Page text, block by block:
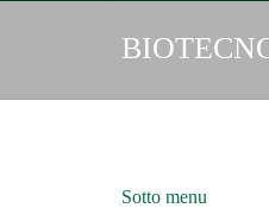
Sotto menu